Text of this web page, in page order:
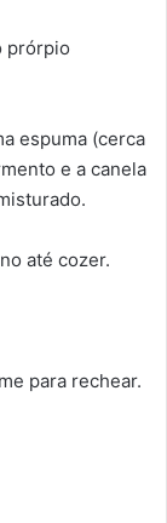
prórpio
espuma (cerca
e a canela
até cozer.
para rechear.